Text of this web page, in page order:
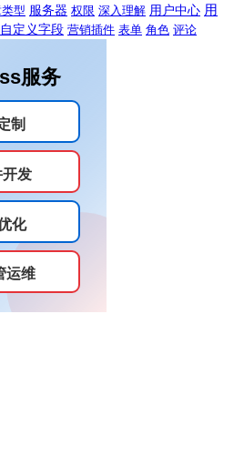
型 服务器 权限 深入理解 用户中心 用
自定义字段 营销插件 表单 角色 评论